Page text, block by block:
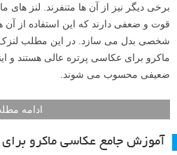
برخی دیگر نیز از آن ها متنفرند. لنز های
قوت و ضعفی دارند که این استفاده از آن
شخصی بدل می سازد. در این مطلب لنزک
ماکرو برای عکاسی پرتره عالی هستند و
ضعیفی محسوب می شوند.
ادامه
آموزش جامع عکاسی ماکرو برای